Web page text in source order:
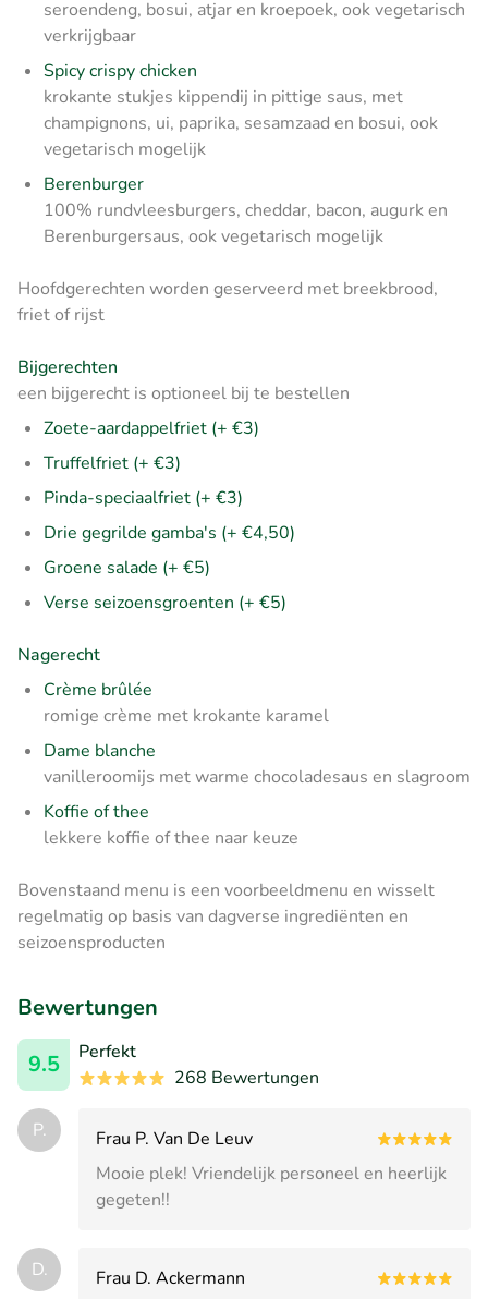
seroendeng, bosui, atjar en kroepoek, ook vegetarisch
verkrijgbaar
Spicy crispy chicken
krokante stukjes kippendij in pittige saus, met
champignons, ui, paprika, sesamzaad en bosui, ook
vegetarisch mogelijk
Berenburger
100% rundvleesburgers, cheddar, bacon, augurk en
Berenburgersaus, ook vegetarisch mogelijk
Hoofdgerechten worden geserveerd met breekbrood,
friet of rijst
Bijgerechten
een bijgerecht is optioneel bij te bestellen
Zoete-aardappelfriet (+ €3)
Truffelfriet (+ €3)
Pinda-speciaalfriet (+ €3)
Drie gegrilde gamba's (+ €4,50)
Groene salade (+ €5)
Verse seizoensgroenten (+ €5)
Nagerecht
Crème brûlée
romige crème met krokante karamel
Dame blanche
vanilleroomijs met warme chocoladesaus en slagroom
Koffie of thee
lekkere koffie of thee naar keuze
Bovenstaand menu is een voorbeeldmenu en wisselt
regelmatig op basis van dagverse ingrediënten en
seizoensproducten
Bewertungen
9.5
Perfekt
268 Bewertungen
P.
Frau P. Van De Leuv
Mooie plek! Vriendelijk personeel en heerlijk
gegeten!!
D.
Frau D. Ackermann